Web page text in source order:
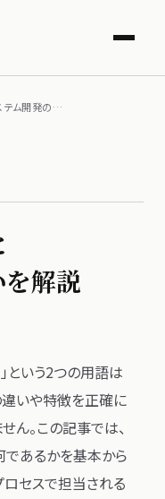
テム開発の…
解説
」と​いう​2つの​用語は​
違いや​特徴を​正確に​
ん。​この​記事では、​
であるかを​基本から​
ロセスで​担当される​